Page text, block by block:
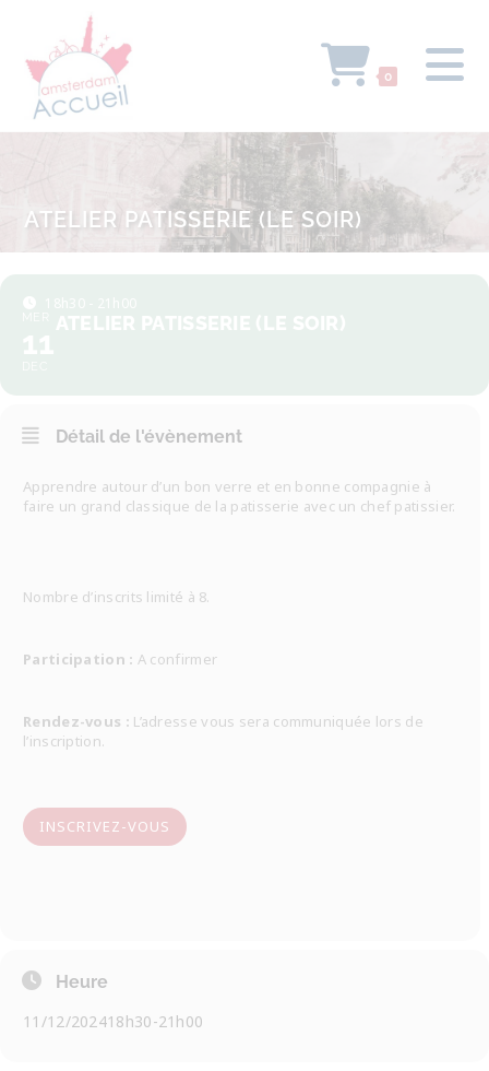
0
ATELIER PATISSERIE (LE SOIR)
Détail de l'évènement
Apprendre autour d’un bon verre et en bonne compagnie à
faire un grand classique de la patisserie avec un chef patissier.
Nombre d’inscrits limité à 8.
Participation : A confirmer
Rendez-vous : L’adresse vous sera communiquée lors de
l’inscription.
INSCRIVEZ-VOUS
Heure
11/12/202418h30-21h00